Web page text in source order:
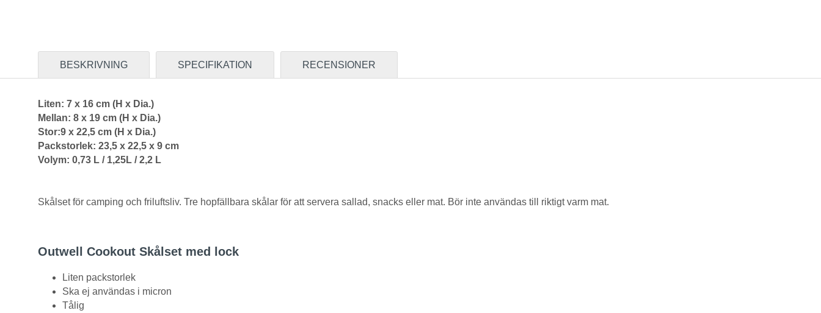
BESKRIVNING SPECIFIKATION RECENSIONER
Liten: 7 x 16 cm (H x Dia.)
Mellan: 8 x 19 cm (H x Dia.)
Stor:9 x 22,5 cm (H x Dia.)
Packstorlek: 23,5 x 22,5 x 9 cm
Volym: 0,73 L / 1,25L / 2,2 L
Skålset för camping och friluftsliv. Tre hopfällbara skålar för att servera sallad, snacks eller mat. Bör inte användas till riktigt varm mat.
Outwell Cookout Skålset med lock
Liten packstorlek
Ska ej användas i micron
Tålig